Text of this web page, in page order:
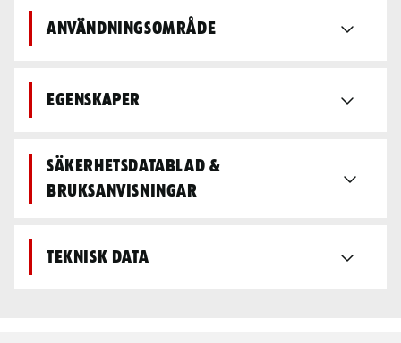
Användningsområde
Egenskaper
Säkerhetsdatablad &
bruksanvisningar
Teknisk data